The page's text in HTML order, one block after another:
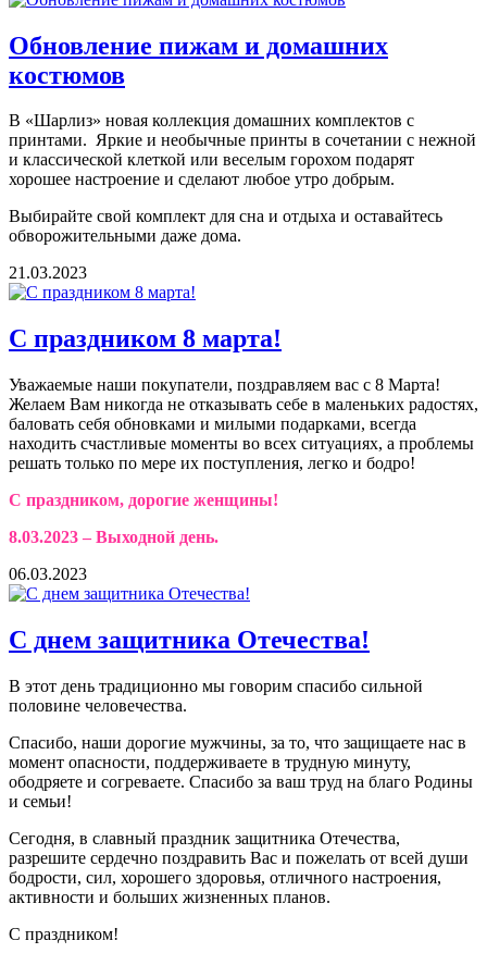
Обновление пижам и домашних
костюмов
В «Шарлиз» новая коллекция домашних комплектов с
принтами. Яркие и необычные принты в сочетании с нежной
и классической клеткой или веселым горохом подарят
хорошее настроение и сделают любое утро добрым.
Выбирайте свой комплект для сна и отдыха и оставайтесь
обворожительными даже дома.
21.03.2023
С праздником 8 марта!
Уважаемые наши покупатели, поздравляем вас с 8 Марта!
Желаем Вам никогда не отказывать себе в маленьких радостях,
баловать себя обновками и милыми подарками, всегда
находить счастливые моменты во всех ситуациях, а проблемы
решать только по мере их поступления, легко и бодро!
С праздником, дорогие женщины!
8.03.2023 – Выходной день.
06.03.2023
С днем защитника Отечества!
В этот день традиционно мы говорим спасибо сильной
половине человечества.
Спасибо, наши дорогие мужчины, за то, что защищаете нас в
момент опасности, поддерживаете в трудную минуту,
ободряете и согреваете. Спасибо за ваш труд на благо Родины
и семьи!
Сегодня, в славный праздник защитника Отечества,
разрешите сердечно поздравить Вас и пожелать от всей души
бодрости, сил, хорошего здоровья, отличного настроения,
активности и больших жизненных планов.
С праздником!